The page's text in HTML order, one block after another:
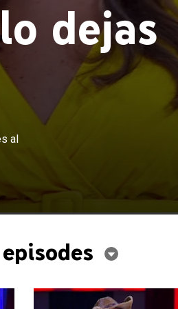
dejas
al
de ganar 100